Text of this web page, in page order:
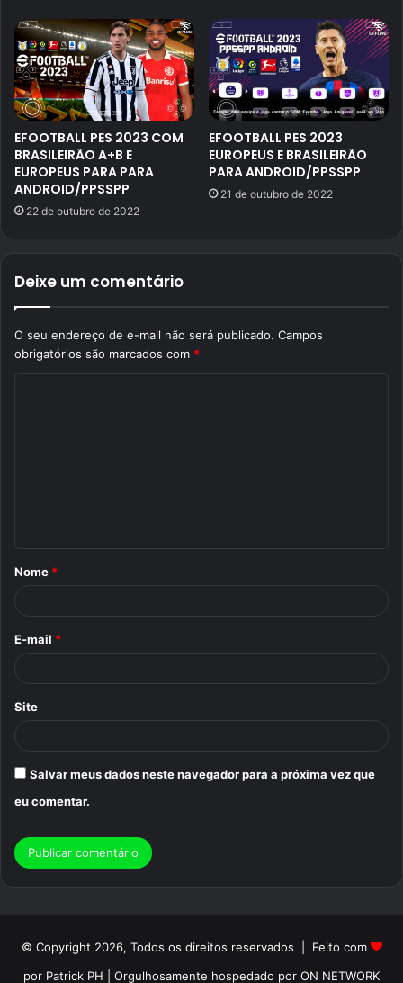
EFOOTBALL PES 2023 COM
BRASILEIRÃO A+B E
EUROPEUS PARA PARA
ANDROID/PPSSPP
22 de outubro de 2022
EFOOTBALL PES 2023
EUROPEUS E BRASILEIRÃO
PARA ANDROID/PPSSPP
21 de outubro de 2022
Deixe um comentário
O seu endereço de e-mail não será publicado. Campos
obrigatórios são marcados com *
r
Nome *
E-mail *
Site
Salvar meus dados neste navegador para a próxima vez que
eu comentar.
© Copyright 2026, Todos os direitos reservados | Feito com
por Patrick PH | Orgulhosamente hospedado por ON NETWORK